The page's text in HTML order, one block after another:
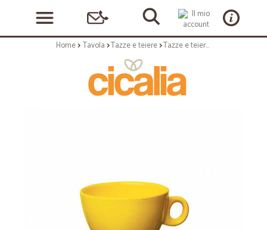
Home Tavola Tazze e teiere Tazze e teiere: Trendy tazza the giallo